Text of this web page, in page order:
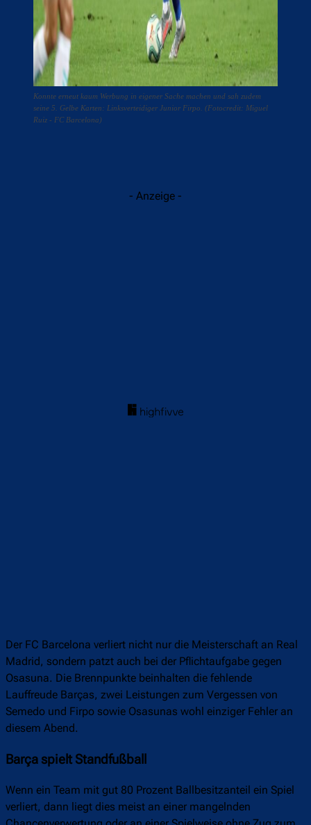
Konnte erneut kaum Werbung in eigener Sache machen und sah zudem
seine 5. Gelbe Karten: Linksverteidiger Junior Firpo. (Fotocredit: Miguel
Ruiz - FC Barcelona)
- Anzeige -
Der FC Barcelona verliert nicht nur die Meisterschaft an Real
Madrid, sondern patzt auch bei der Pflichtaufgabe gegen
Osasuna. Die Brennpunkte beinhalten die fehlende
Lauffreude Barças, zwei Leistungen zum Vergessen von
Semedo und Firpo sowie Osasunas wohl einziger Fehler an
diesem Abend.
Barça spielt Standfußball
Wenn ein Team mit gut 80 Prozent Ballbesitzanteil ein Spiel
verliert, dann liegt dies meist an einer mangelnden